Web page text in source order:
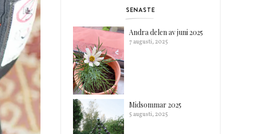
SENASTE
Andra delen av juni 2025
7 augusti, 2025
Midsommar 2025
5 augusti, 2025